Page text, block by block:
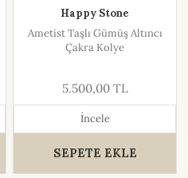
Happy Stone
Ametist Taşlı Gümüş Altıncı
Çakra Kolye
5.500,00 TL
İncele
SEPETE EKLE